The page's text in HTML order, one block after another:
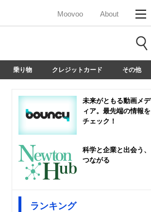
Moovoo About
乗り物 クレジットカード その他
未来がともる動画メデ
ィア。最先端の情報を
チェック！
科学と企業と出会う、
つながる
ランキング